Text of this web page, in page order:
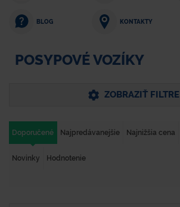
BLOG KONTAKTY
POSYPOVÉ VOZÍKY
ZOBRAZIŤ FILTRE
Doporučené Najpredávanejšie Najnižšia cena
Novinky Hodnotenie